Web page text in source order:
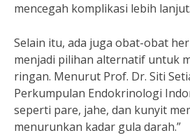
mencegah komplikasi lebih lanjut.
Selain itu, ada juga obat-obat
menjadi pilihan alternatif untuk
ringan. Menurut Prof. Dr. Siti
Perkumpulan Endokrinologi
seperti pare, jahe, dan kunyit
menurunkan kadar gula darah.”